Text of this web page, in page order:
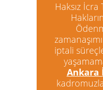
Haksız İcra
iptali
Ankara